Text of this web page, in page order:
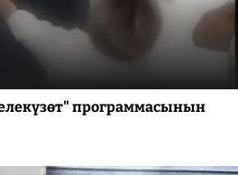
программасынын